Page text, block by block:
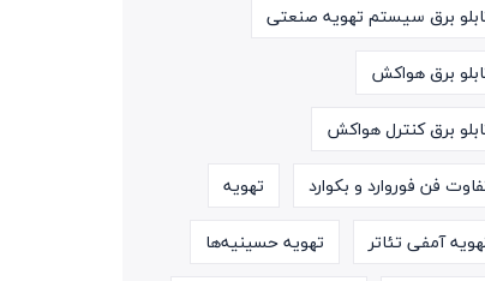
برق سیستم تهویه صنعتی
برق هواکش
برق کنترل هواکش
فن فوروارد و بکوارد
تهویه
آمفی تئاتر
تهویه حسینیه‌ها